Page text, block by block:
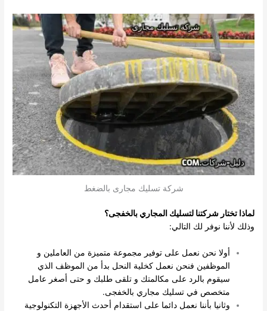
شركة تسليك مجارى بالضغط
لماذا تختار شركتنا لتسليك المجاري بالخفجى؟
وذلك لأننا نوفر لك التالي:
أولا نحن نعمل على توفير مجموعة متميزة من العاملين و
الموظفين فنحن نعمل كخلية النحل بدأ من الموظف الذي
سيقوم بالرد على مكالمتك و تلقى طلبك و حتى أصغر عامل
متخصص في تسليك مجاري بالخفجى.
وثانيا بأننا نعمل دائما على استقدام أحدث الأجهزة التكنولوجية